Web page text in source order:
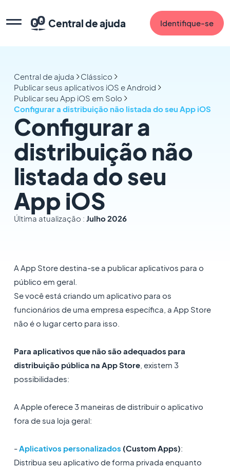
Central de ajuda Identifique-se
Central de ajuda
Clássico
Publicar seus aplicativos iOS e Android
Publicar seu App iOS em Solo
Configurar a distribuição não listada do seu App iOS
Configurar a
distribuição não
listada do seu
App iOS
Última atualização : Julho 2026
A App Store destina-se a publicar aplicativos para o
público em geral.
Se você está criando um aplicativo para os
funcionários de uma empresa específica, a App Store
não é o lugar certo para isso.
Para aplicativos que não são adequados para
distribuição pública na App Store, existem 3
possibilidades:
A Apple oferece 3 maneiras de distribuir o aplicativo
fora de sua loja geral:
-Aplicativos personalizados (Custom Apps):
Distribua seu aplicativo de forma privada enquanto